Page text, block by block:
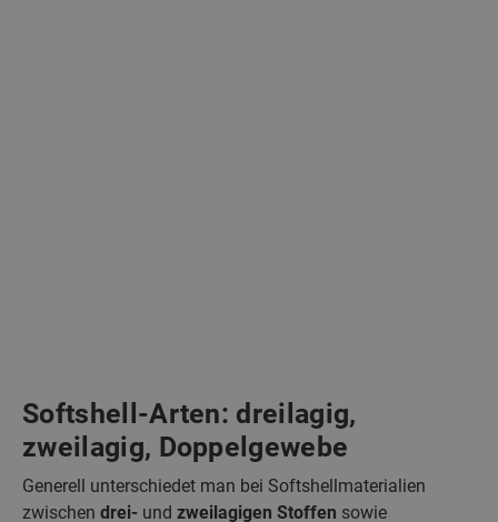
Softshell-Arten: dreilagig,
zweilagig, Doppelgewebe
Generell unterschiedet man bei Softshellmaterialien
zwischen drei- und zweilagigen Stoffen sowie